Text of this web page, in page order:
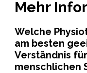
Mehr
Welche
am besten
Verständnis
menschlichen